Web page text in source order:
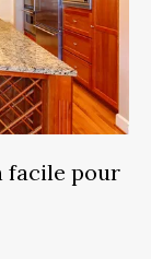
facile pour